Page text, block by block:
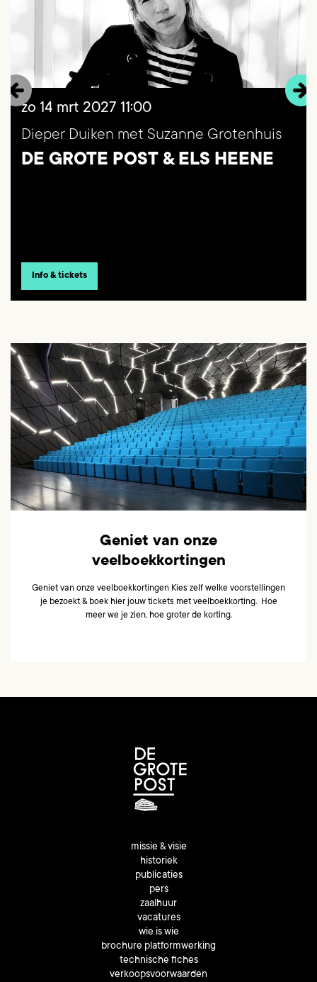
Dieper Duiken met Suzanne Grotenhuis
DE GROTE POST & ELS HEENE
zo 14 mrt 2027 11:00
Info & tickets
Geniet van onze
veelboekkortingen
Geniet van onze veelboekkortingen Kies zelf welke voorstellingen
je bezoekt & boek hier jouw tickets met veelboekkorting. Hoe
meer we je zien, hoe groter de korting.
missie & visie
historiek
publicaties
pers
zaalhuur
vacatures
wie is wie
brochure platformwerking
technische fiches
verkoopsvoorwaarden